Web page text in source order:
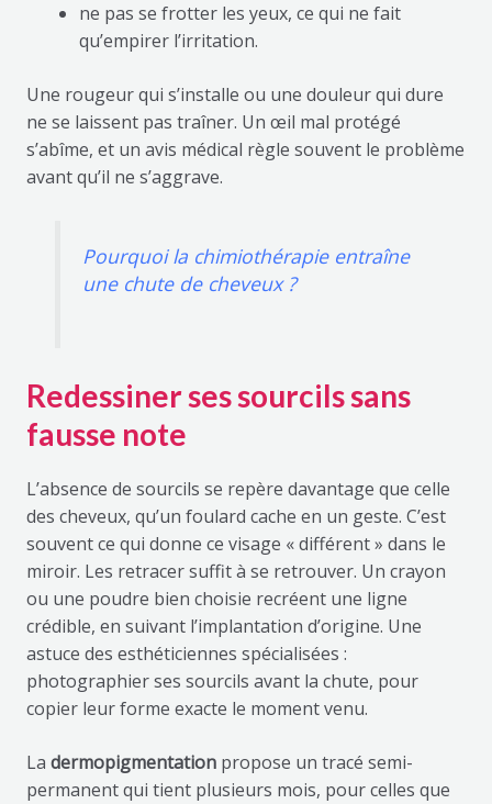
ne pas se frotter les yeux, ce qui ne fait
qu’empirer l’irritation.
Une rougeur qui s’installe ou une douleur qui dure
ne se laissent pas traîner. Un œil mal protégé
s’abîme, et un avis médical règle souvent le problème
avant qu’il ne s’aggrave.
Pourquoi la chimiothérapie entraîne
une chute de cheveux ?
Redessiner ses sourcils sans
fausse note
L’absence de sourcils se repère davantage que celle
des cheveux, qu’un foulard cache en un geste. C’est
souvent ce qui donne ce visage « différent » dans le
miroir. Les retracer suffit à se retrouver. Un crayon
ou une poudre bien choisie recréent une ligne
crédible, en suivant l’implantation d’origine. Une
astuce des esthéticiennes spécialisées :
photographier ses sourcils avant la chute, pour
copier leur forme exacte le moment venu.
La dermopigmentationpropose un tracé semi-
permanent qui tient plusieurs mois, pour celles que